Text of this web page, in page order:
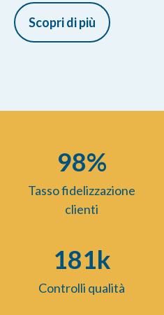
Scopri di più
98%
Tasso fidelizzazione
clienti
181k
Controlli qualità